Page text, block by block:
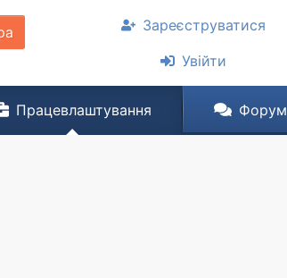
Зареєструватися
Увійти
Працевлаштування Форум